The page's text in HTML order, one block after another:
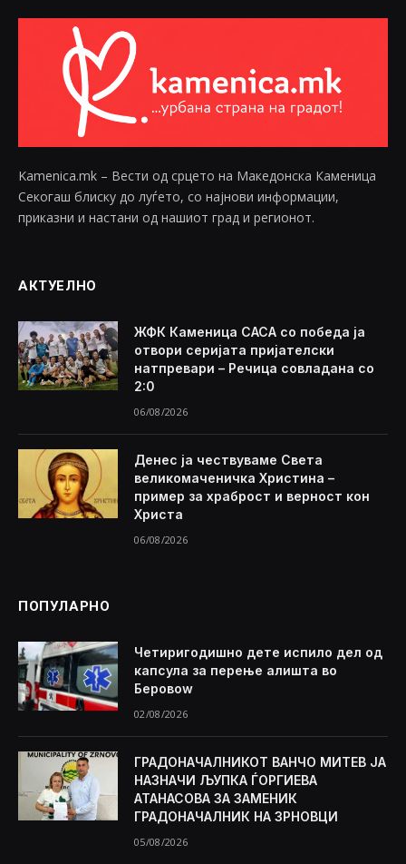
Kamenica.mk – Вести од срцето на Македонска Каменица
Секогаш блиску до луѓето, со најнови информации,
приказни и настани од нашиот град и регионот.
АКТУЕЛНО
ЖФК Каменица САСА со победа ја
отвори серијата пријателски
натпревари – Речица совладана со
2:0
06/08/2026
Денес ја чествуваме Света
великомаченичка Христина –
пример за храброст и верност кон
Христа
06/08/2026
ПОПУЛАРНО
Четиригодишно дете испило дел од
капсула за перење алишта во
Беровоw
02/08/2026
ГРАДОНАЧАЛНИКОТ ВАНЧО МИТЕВ ЈА
НАЗНАЧИ ЉУПКА ЃОРГИЕВА
АТАНАСОВА ЗА ЗАМЕНИК
ГРАДОНАЧАЛНИК НА ЗРНОВЦИ
05/08/2026